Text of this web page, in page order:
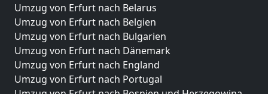
Umzug von Erfurt nach Belarus
Umzug von Erfurt nach Belgien
Umzug von Erfurt nach Bulgarien
Umzug von Erfurt nach Dänemark
Umzug von Erfurt nach England
Umzug von Erfurt nach Portugal